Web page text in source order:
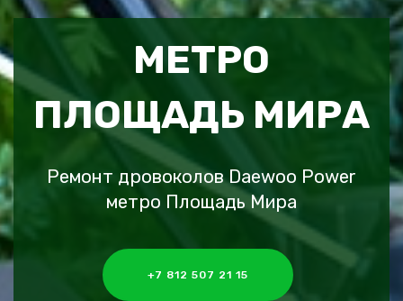
МЕТРО
ПЛОЩАДЬ МИРА
Ремонт дровоколов Daewoo Power
метро Площадь Мира
+7 812 507 21 15